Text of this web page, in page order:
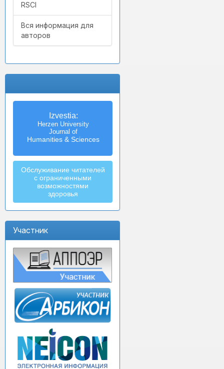
RSCI
Вся информация для
авторов
Izvestia:
Herzen University
Journal of
Humanities & Sciences
Обслуживание читателей
с ограниченными
возможностями
здоровья
Участник